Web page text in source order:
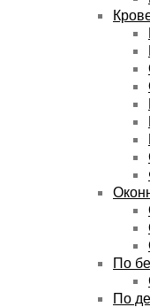
По
По